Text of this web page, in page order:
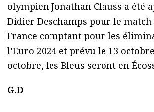
olympien Jonathan Clauss a été
Didier Deschamps pour le match
France comptant pour les
l’Euro 2024 et prévu le 13
octobre, les Bleus seront en
G.D